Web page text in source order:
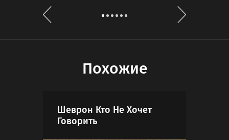
Похожие
Шеврон Кто Не Хочет
Говорить